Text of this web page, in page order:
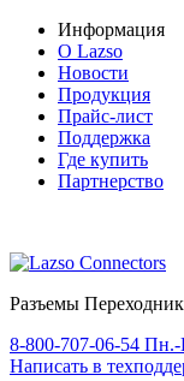
Информация
О Lazso
Новости
Продукция
Прайс-лист
Поддержка
Где купить
Партнерство
Разъемы
8-800-707-06-54 Пн.-
Написать в